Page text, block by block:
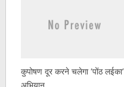
कुपोषण दूर करने चलेगा ‘पोंठ लईका’